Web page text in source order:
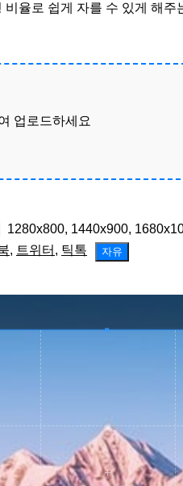
율로 쉽게 자를 수 있게 해주
업로드하세요
1280x800, 1440x900,
, 트위터 , 틱톡 자유